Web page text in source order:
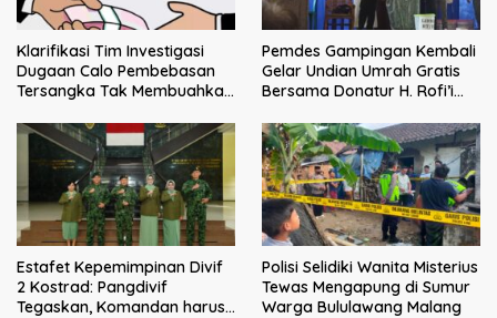
Klarifikasi Tim Investigasi
Dugaan Calo Pembebasan
Tersangka Tak Membuahkan
Pemdes Gampingan Kembali
Gelar Undian Umrah Gratis
Bersama Donatur H. Rofi’i
bagi Pejuang Sosial
Estafet Kepemimpinan Divif
2 Kostrad: Pangdivif
Tegaskan, Komandan harus
Polisi Selidiki Wanita Misterius
Tewas Mengapung di Sumur
Warga Bululawang Malang